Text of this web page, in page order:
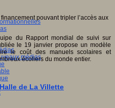
médias
du Rapport mondial de suivi sur
le 19 janvier propose un modèle
le coût des manuels scolaires et
écoliers du monde entier.
de La Villette